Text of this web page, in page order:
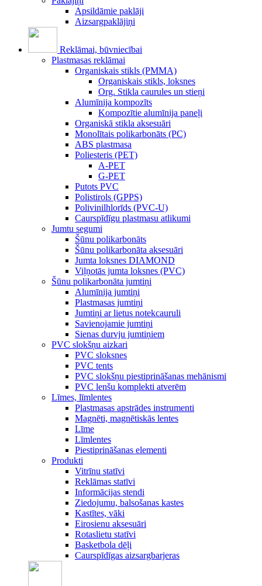
Apsildāmie paklāji
Aizsargpaklājiņi
Reklāmai, būvniecībai
Plastmasas reklāmai
Organiskais stikls (PMMA)
Organiskais stikls, loksnes
Org. Stikla caurules un stieņi
Alumīnija kompozīts
Kompozītie alumīnija paneļi
Organiskā stikla aksesuāri
Monolītais polikarbonāts (PC)
ABS plastmasa
Poliesteris (PET)
A-PET
G-PET
Putots PVC
Polistirols (GPPS)
Polivinilhlorīds (PVC-U)
Caurspīdīgu plastmasu atlikumi
Jumtu segumi
Šūnu polikarbonāts
Šūnu polikarbonāta aksesuāri
Jumta loksnes DIAMOND
Viļņotās jumta loksnes (PVC)
Šūnu polikarbonāta jumtiņi
Alumīnija jumtiņi
Plastmasas jumtiņi
Jumtiņi ar lietus notekcauruli
Savienojamie jumtiņi
Sienas durvju jumtiņiem
PVC slokšņu aizkari
PVC sloksnes
PVC tents
PVC slokšņu piestiprināšanas mehānismi
PVC lenšu komplekti atverēm
Līmes, līmlentes
Plastmasas apstrādes instrumenti
Magnēti, magnētiskās lentes
Līme
Līmlentes
Piestiprināšanas elementi
Produkti
Vitrīnu statīvi
Reklāmas statīvi
Informācijas stendi
Ziedojumu, balsošanas kastes
Kastītes, vāki
Eirosienu aksesuāri
Rotaslietu statīvi
Basketbola dēļi
Caurspīdīgas aizsargbarjeras